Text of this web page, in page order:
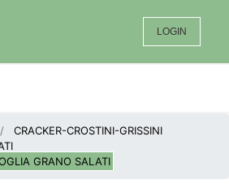
LOGIN
CRACKER-CROSTINI-GRISSINI
GRANO SALATI